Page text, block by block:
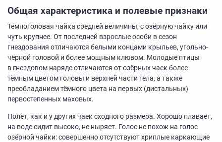
Общая характеристика и полевые признаки
Тёмноголовая чайка средней величины, с озёрную чайку или
чуть крупнее. От последней взрослые особи в сезон
гнездования отличаются белыми концами крыльев, угольно-
чёрной головой и более мощным клювом. Молодые птицы
в гнездовом наряде отличаются от озёрных чаек более
тёмным цветом головы и верхней части тела, а также
преобладанием тёмного цвета на первых (дистальных)
первостепенных маховых.
Полёт, как и у других чаек сходного размера. Хорошо плавает,
на воде сидит высоко, не ныряет. Голос не похож на голос
озёрной чайки: совершенно отсутствуют хриплые каркающие